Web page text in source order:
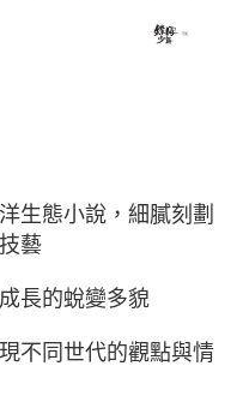
生態小說，細膩刻劃
藝
長的蛻變多貌
不同世代的觀點與情